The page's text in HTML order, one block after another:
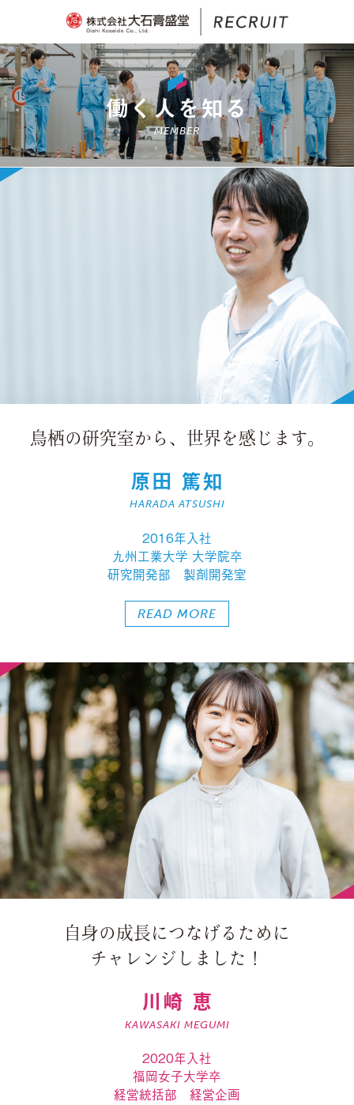
働く人を知る
MEMBER
鳥栖の研究室から、 世界を感じます。
原田 篤知
HARADA ATSUSHI
2016年入社
九州工業大学 大学院卒
研究開発部 製剤開発室
READ MORE
自身の成長につなげるために
チャレンジしました！
川崎 恵
KAWASAKI MEGUMI
2020年入社
福岡女子大学卒
経営統括部 経営企画